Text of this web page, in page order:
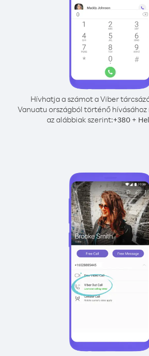
Hívhatja a számot a Viber
Vanuatu országból történő hívásához
az alábbiak szerint:+380+